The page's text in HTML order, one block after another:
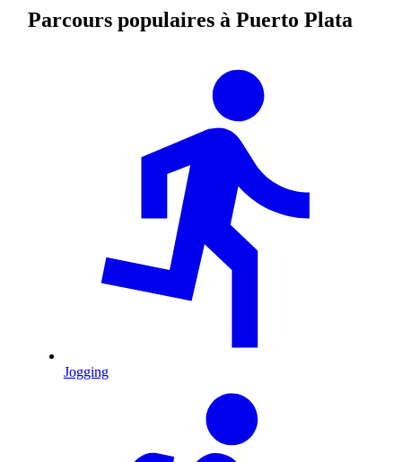
Parcours populaires à Puerto Plata
Jogging